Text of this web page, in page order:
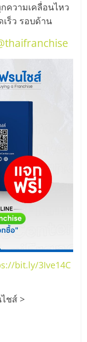
ความเคลื่อนไหว
เร็ว รอบด้าน
bit.ly/3Ive14C
ชส์ >